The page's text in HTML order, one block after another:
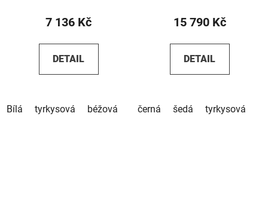
7 136 Kč
DETAIL
Bílá tyrkysová béžová
15 790 Kč
DETAIL
černá šedá tyrkysová